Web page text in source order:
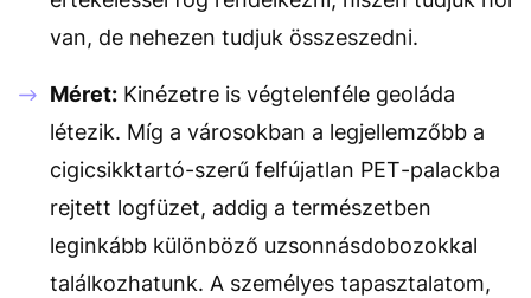
van, de nehezen tudjuk összeszedni.
Méret: Kinézetre is végtelenféle geoláda
létezik. Míg a városokban a legjellemzőbb a
cigicsikktartó-szerű felfújatlan PET-palackba
rejtett logfüzet, addig a természetben
leginkább különböző uzsonnásdobozokkal
találkozhatunk. A személyes tapasztalatom,